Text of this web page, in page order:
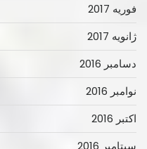
فوریه 2017
ژانویه 2017
دسامبر 2016
نوامبر 2016
اکتبر 2016
سپتامبر 2016